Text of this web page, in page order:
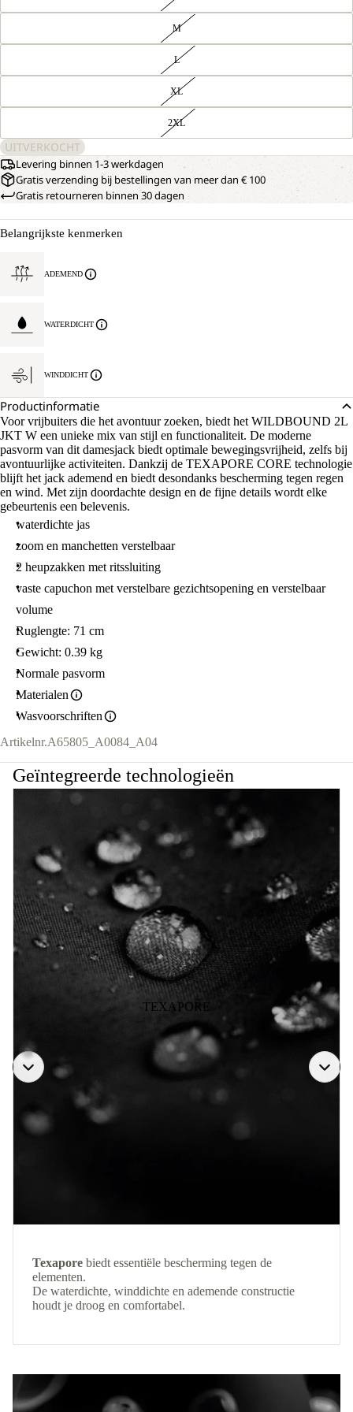
M
L
XL
2XL
UITVERKOCHT
Levering binnen 1-3 werkdagen
Gratis verzending bij bestellingen van meer dan € 100
Gratis retourneren binnen 30 dagen
Belangrijkste kenmerken
ADEMEND
WATERDICHT
WINDDICHT
Productinformatie
Voor vrijbuiters die het avontuur zoeken, biedt het WILDBOUND 2L
JKT W een unieke mix van stijl en functionaliteit. De moderne
pasvorm van dit damesjack biedt optimale bewegingsvrijheid, zelfs bij
avontuurlijke activiteiten. Dankzij de TEXAPORE CORE technologie
blijft het jack ademend en biedt desondanks bescherming tegen regen
en wind. Met zijn doordachte design en de fijne details wordt elke
gebeurtenis een belevenis.
waterdichte jas
zoom en manchetten verstelbaar
2 heupzakken met ritssluiting
vaste capuchon met verstelbare gezichtsopening en verstelbaar
volume
Ruglengte: 71 cm
Gewicht: 0.39 kg
Normale pasvorm
Materialen
Wasvoorschriften
Artikelnr.A65805_A0084_A04
Geïntegreerde technologieën
TEXAPORE
Texapore biedt essentiële bescherming tegen de
elementen.
De waterdichte, winddichte en ademende constructie
houdt je droog en comfortabel.